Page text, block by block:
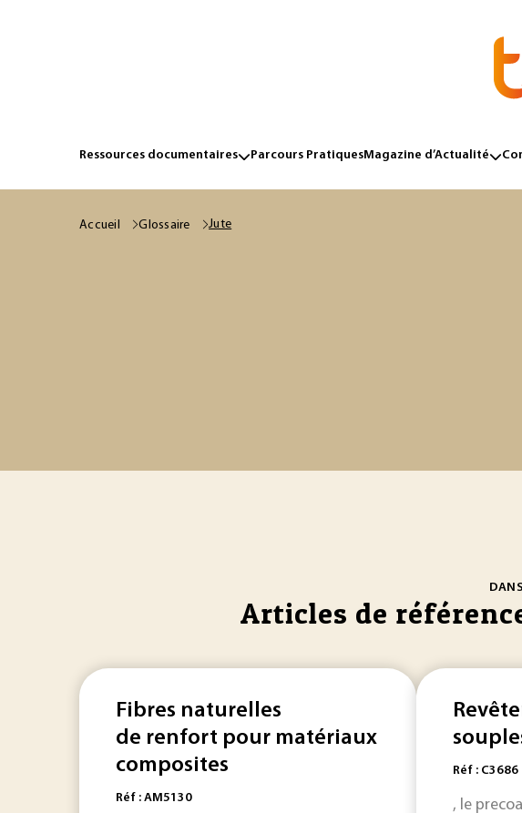
Ressources documentaires Parcours PratiquesMagazine d’Actualité
Accueil Glossaire Jute
Articles de
Fibres naturelles
de renfort pour matériaux
composites
Réf : AM5130
Réf : C3686
, le